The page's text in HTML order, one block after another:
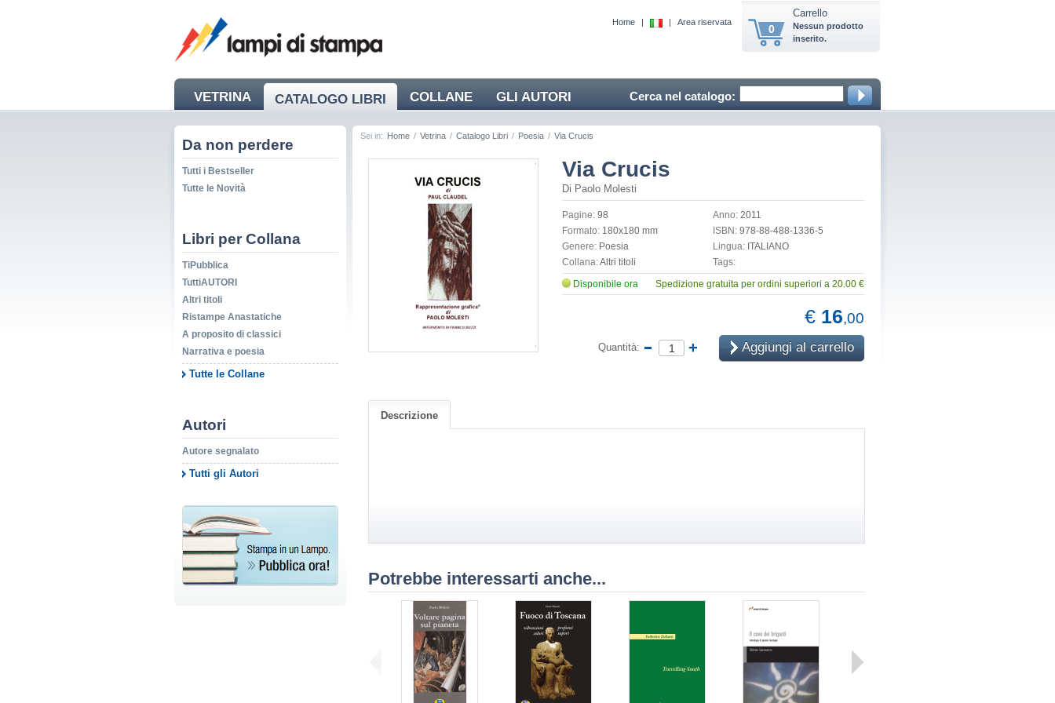
Home | | Area riservata
0
Carrello
Nessun prodotto
inserito.
Cerca nel catalogo:
VETRINA CATALOGO LIBRI COLLANE GLI AUTORI
NEWS
Da non perdere
Tutti i Bestseller
Tutte le Novità
Libri per Collana
TiPubblica
TuttiAUTORI
Altri titoli
Ristampe Anastatiche
A proposito di classici
Narrativa e poesia
Tutte le Collane
Autori
Autore segnalato
Tutti gli Autori
Sei in: Home / Vetrina / Catalogo Libri / Poesia / Via Crucis
Via Crucis
Di Paolo Molesti
Pagine: 98
Formato: 180x180 mm
Genere: Poesia
Collana:Altri titoli
Anno: 2011
ISBN: 978-88-488-1336-5
Lingua: ITALIANO
Tags:
Spedizione gratuita per ordini superiori a 20.00 €
Disponibile ora
€ 16,00
Aggiungi al carrello
Quantità:
Descrizione
Potrebbe interessarti anche...